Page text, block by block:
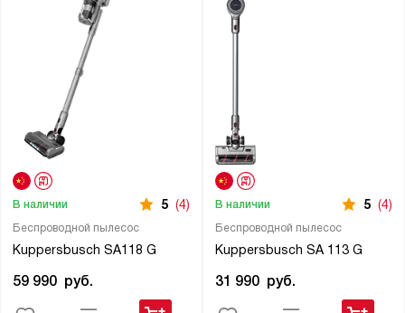
Беспроводной пылесос
Kuppersbusch SA118 G
В наличии 5 (4)
59 990 руб.
Беспроводной пылесос
Kuppersbusch SA 113 G
В наличии 5 (4)
31 990 руб.